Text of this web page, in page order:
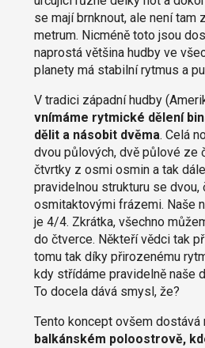
se mají brnknout, ale není tam
metrum. Nicméně toto jsou
naprostá většina hudby ve
planety má stabilní rytmus a
V tradici západní hudby
vnímáme rytmické dělení
dělit a násobit dvěma. Celá
dvou půlových, dvě půlové ze
čtvrtky z osmi osmin a tak
pravidelnou strukturu se dvou,
osmitaktovými frázemi. Naše
je 4/4. Zkrátka, všechno
do čtverce. Někteří vědci tak
tomu tak díky přirozenému
kdy střídáme pravidelně naše
To docela dává smysl, že?
Tento koncept ovšem dostává
balkánském poloostrově,